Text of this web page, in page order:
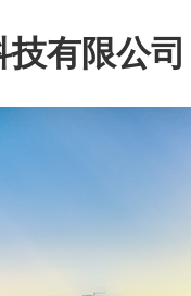
技有限公司